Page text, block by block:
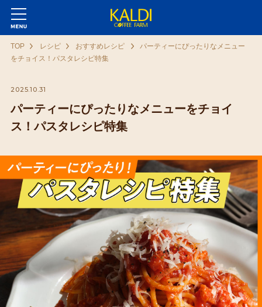
TOP レシピ おすすめレシピ
パーティーにぴったりなメニュー
をチョイス！パスタレシピ特集
パーティーにぴったりなメニューをチョイ
ス！パスタレシピ特集
2025.10.31